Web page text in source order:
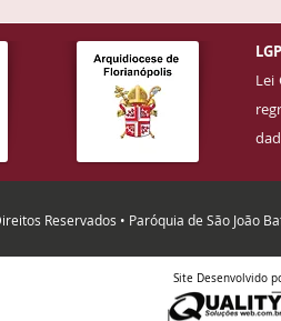
Lei
Reservados • Paróquia de São João
Site Desenvolvido